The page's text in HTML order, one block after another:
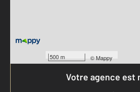
500 m ©Mappy
Votre agence est